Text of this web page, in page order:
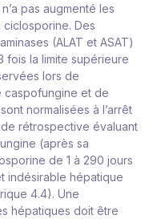
pas augmenté les
Des
(ALAT et ASAT)
fois la limite supérieure
lors de
caspofungine et de
normalisées à l’arrêt
rétrospective évaluant
(après sa
de 1 à 290 jours
indésirable hépatique
4.4). Une
hépatiques doit être